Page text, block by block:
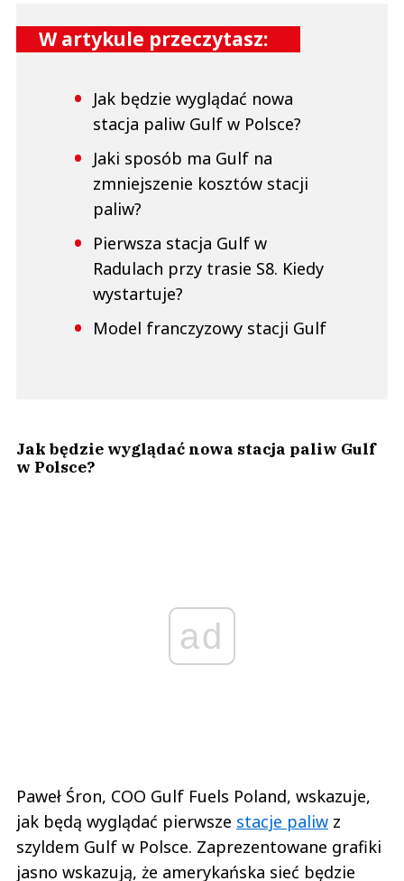
W artykule przeczytasz:
Jak będzie wyglądać nowa
stacja paliw Gulf w Polsce?
Jaki sposób ma Gulf na
zmniejszenie kosztów stacji
paliw?
Pierwsza stacja Gulf w
Radulach przy trasie S8. Kiedy
wystartuje?
Model franczyzowy stacji Gulf
Jak będzie wyglądać nowa stacja paliw Gulf
w Polsce?
ad
Paweł Śron, COO Gulf Fuels Poland, wskazuje,
jak będą wyglądać pierwsze stacje paliw z
szyldem Gulf w Polsce. Zaprezentowane grafiki
jasno wskazują, że amerykańska sieć będzie